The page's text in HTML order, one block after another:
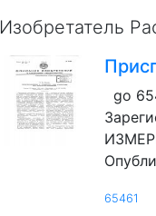
Изобретатель
go
65461